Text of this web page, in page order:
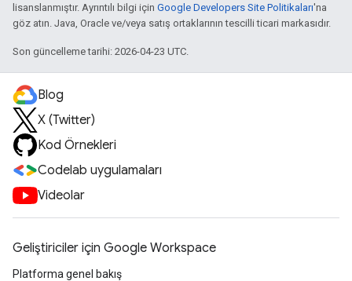
lisanslanmıştır. Ayrıntılı bilgi için Google Developers Site Politikaları'na
göz atın. Java, Oracle ve/veya satış ortaklarının tescilli ticari markasıdır.
Son güncelleme tarihi: 2026-04-23 UTC.
Blog
X (Twitter)
Kod Örnekleri
Codelab uygulamaları
Videolar
Geliştiriciler için Google Workspace
Platforma genel bakış